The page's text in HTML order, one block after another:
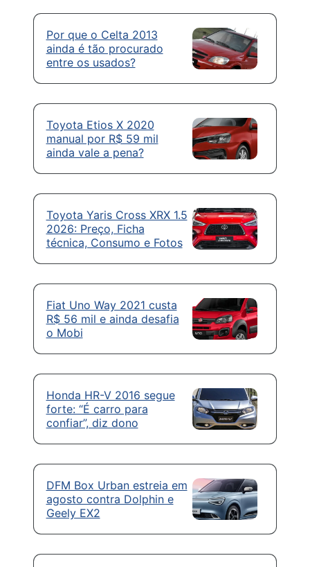
Por que o Celta 2013
ainda é tão procurado
entre os usados?
Toyota Etios X 2020
manual por R$ 59 mil
ainda vale a pena?
Toyota Yaris Cross XRX 1.5
2026: Preço, Ficha
técnica, Consumo e Fotos
Fiat Uno Way 2021 custa
R$ 56 mil e ainda desafia
o Mobi
Honda HR-V 2016 segue
forte: “É carro para
confiar”, diz dono
DFM Box Urban estreia em
agosto contra Dolphin e
Geely EX2